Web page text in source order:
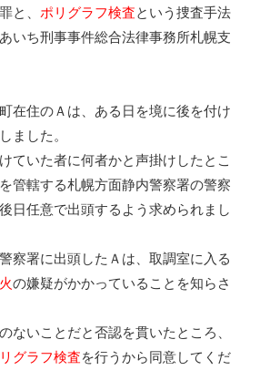
と、 ポリグラフ検査という捜査手法
いち刑事事件総合法律事務所札幌支
在住のＡは、ある日を境に後を付け
ました。
ていた者に何者かと声掛けしたとこ
管轄する札幌方面静内警察署の警察
日任意で出頭するよう求められまし
察署に出頭したＡは、取調室に入る
の嫌疑がかかっていることを知らさ
ないことだと否認を貫いたところ、
グラフ検査を行うから同意してくだ